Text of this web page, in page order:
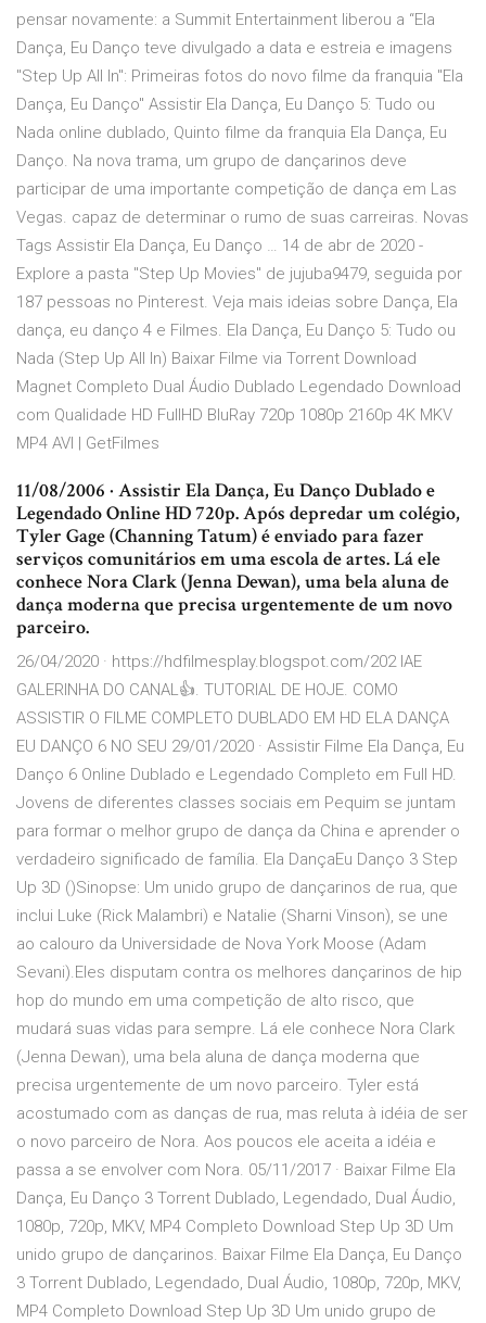
pensar novamente: a Summit Entertainment liberou a “Ela
Dança, Eu Danço teve divulgado a data e estreia e imagens
"Step Up All In": Primeiras fotos do novo filme da franquia "Ela
Dança, Eu Danço" Assistir Ela Dança, Eu Danço 5: Tudo ou
Nada online dublado, Quinto filme da franquia Ela Dança, Eu
Danço. Na nova trama, um grupo de dançarinos deve
participar de uma importante competição de dança em Las
Vegas. capaz de determinar o rumo de suas carreiras. Novas
Tags Assistir Ela Dança, Eu Danço … 14 de abr de 2020 -
Explore a pasta "Step Up Movies" de jujuba9479, seguida por
187 pessoas no Pinterest. Veja mais ideias sobre Dança, Ela
dança, eu danço 4 e Filmes. Ela Dança, Eu Danço 5: Tudo ou
Nada (Step Up All In) Baixar Filme via Torrent Download
Magnet Completo Dual Áudio Dublado Legendado Download
com Qualidade HD FullHD BluRay 720p 1080p 2160p 4K MKV
MP4 AVI | GetFilmes
11/08/2006 · Assistir Ela Dança, Eu Danço Dublado e
Legendado Online HD 720p. Após depredar um colégio,
Tyler Gage (Channing Tatum) é enviado para fazer
serviços comunitários em uma escola de artes. Lá ele
conhece Nora Clark (Jenna Dewan), uma bela aluna de
dança moderna que precisa urgentemente de um novo
parceiro.
26/04/2020 · https://hdfilmesplay.blogspot.com/202 IAE
GALERINHA DO CANAL👍. TUTORIAL DE HOJE. COMO
ASSISTIR O FILME COMPLETO DUBLADO EM HD ELA DANÇA
EU DANÇO 6 NO SEU 29/01/2020 · Assistir Filme Ela Dança, Eu
Danço 6 Online Dublado e Legendado Completo em Full HD.
Jovens de diferentes classes sociais em Pequim se juntam
para formar o melhor grupo de dança da China e aprender o
verdadeiro significado de família. Ela DançaEu Danço 3 Step
Up 3D ()Sinopse: Um unido grupo de dançarinos de rua, que
inclui Luke (Rick Malambri) e Natalie (Sharni Vinson), se une
ao calouro da Universidade de Nova York Moose (Adam
Sevani).Eles disputam contra os melhores dançarinos de hip
hop do mundo em uma competição de alto risco, que
mudará suas vidas para sempre. Lá ele conhece Nora Clark
(Jenna Dewan), uma bela aluna de dança moderna que
precisa urgentemente de um novo parceiro. Tyler está
acostumado com as danças de rua, mas reluta à idéia de ser
o novo parceiro de Nora. Aos poucos ele aceita a idéia e
passa a se envolver com Nora. 05/11/2017 · Baixar Filme Ela
Dança, Eu Danço 3 Torrent Dublado, Legendado, Dual Áudio,
1080p, 720p, MKV, MP4 Completo Download Step Up 3D Um
unido grupo de dançarinos. Baixar Filme Ela Dança, Eu Danço
3 Torrent Dublado, Legendado, Dual Áudio, 1080p, 720p, MKV,
MP4 Completo Download Step Up 3D Um unido grupo de